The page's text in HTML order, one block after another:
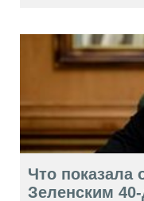
Что показала
Зеленским